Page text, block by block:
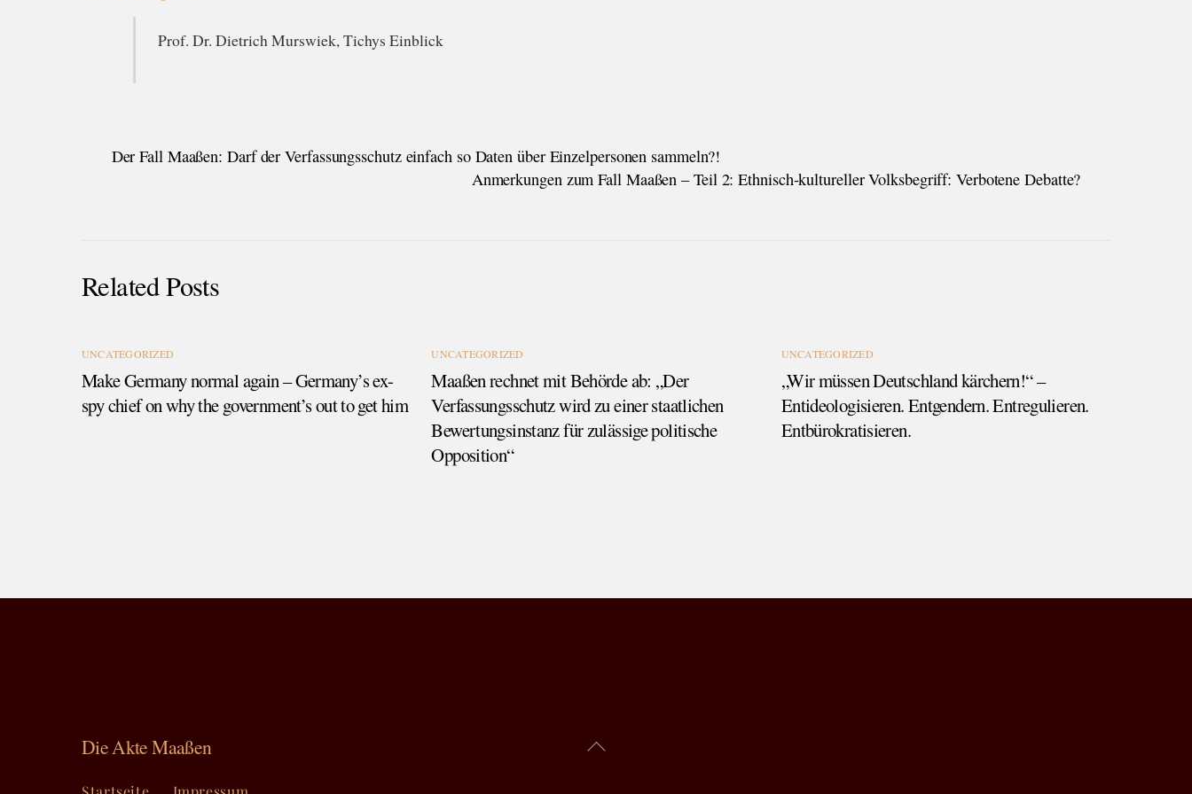
Prof. Dr. Dietrich Murswiek, Tichys Einblick
Der Fall Maaßen: Darf der Verfassungsschutz einfach so Daten über Einzelpersonen sammeln?!
Anmerkungen zum Fall Maaßen – Teil 2: Ethnisch-kultureller Volksbegriff: Verbotene Debatte?
Related Posts
UNCATEGORIZED
Make Germany normal again – Germany’s ex-
spy chief on why the government’s out to get him
UNCATEGORIZED
Maaßen rechnet mit Behörde ab: „Der
Verfassungsschutz wird zu einer staatlichen
Bewertungsinstanz für zulässige politische
Opposition“
UNCATEGORIZED
„Wir müssen Deutschland kärchern!“ –
Entideologisieren. Entgendern. Entregulieren.
Entbürokratisieren.
Back
Die Akte Maaßen